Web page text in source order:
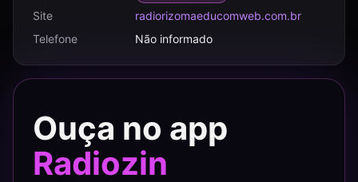
Site
radiorizomaeducomweb.com.br
Telefone
Não informado
Ouça no app
Radiozin